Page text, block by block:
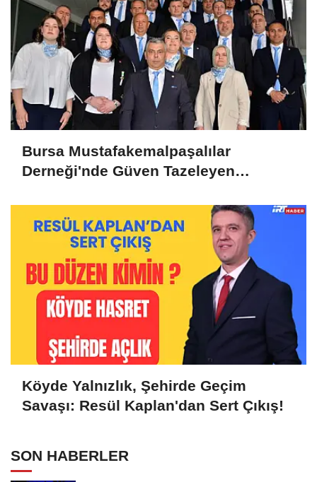
Bursa Mustafakemalpaşalılar
Derneği'nde Güven Tazeleyen
Köyde Yalnızlık, Şehirde Geçim
Savaşı: Resül Kaplan'dan Sert Çıkış!
SON HABERLER